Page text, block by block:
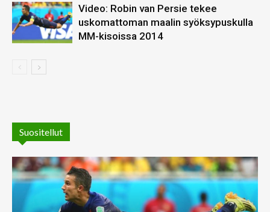
Video: Robin van Persie tekee
uskomattoman maalin syöksypuskulla
MM-kisoissa 2014
Suositellut